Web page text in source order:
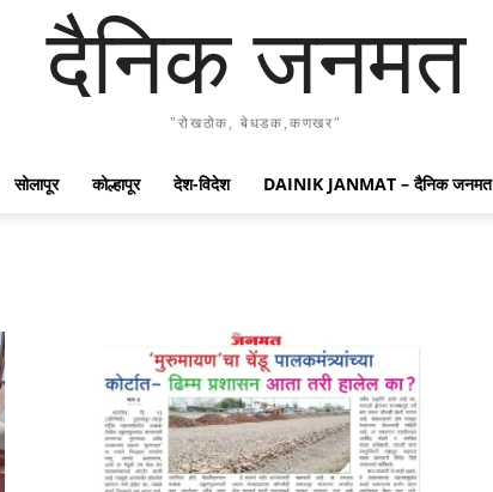
दैनिक जनमत
"रोखठोक, बेधडक,कणखर"
सोलापूर कोल्हापूर देश-विदेश DAINIK JANMAT – दैनिक जनमत